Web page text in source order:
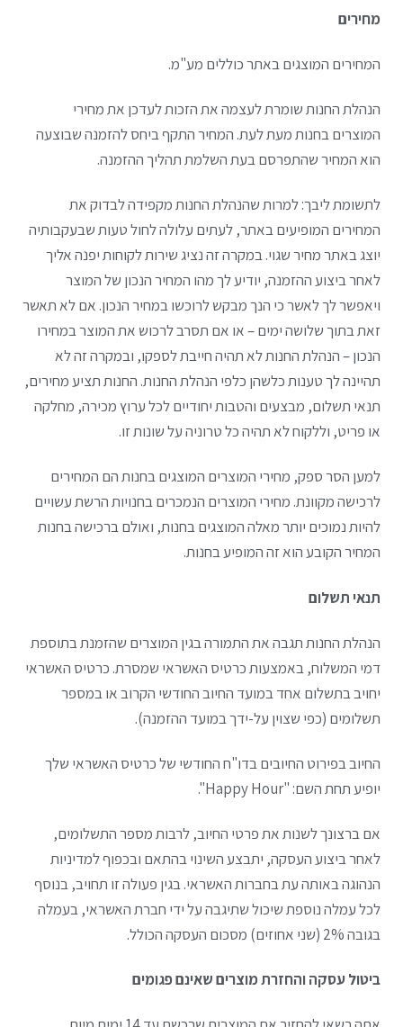
מחירים
המחירים המוצגים באתר כוללים מע"מ.
הנהלת החנות שומרת לעצמה את הזכות לעדכן את מחירי
המוצרים בחנות מעת לעת. המחיר התקף ביחס להזמנה שבוצעה
הוא המחיר שהתפרסם בעת השלמת תהליך ההזמנה.
לתשומת ליבך: למרות שהנהלת החנות מקפידה לבדוק את
המחירים המופיעים באתר, לעתים עלולה לחול טעות שבעקבותיה
יוצג באתר מחיר שגוי. במקרה זה נציג שירות לקוחות יפנה אליך
לאחר ביצוע ההזמנה, יודיע לך מהו המחיר הנכון של המוצר
ויאפשר לך לאשר כי הנך מבקש לרוכשו במחיר הנכון. אם לא תאשר
זאת בתוך שלושה ימים – או אם תסרב לרכוש את המוצר במחירו
הנכון – הנהלת החנות לא תהיה חייבת לספקו, ובמקרה זה לא
תהיינה לך טענות כלשהן כלפי הנהלת החנות. החנות תציע מחירים,
תנאי תשלום, מבצעים והטבות יחודיים לכל ערוץ מכירה, מחלקה
או פריט, וללקוח לא תהיה כל טרוניה על שונות זו.
למען הסר ספק, מחירי המוצרים המוצגים בחנות הם המחירים
לרכישה מקוונת. מחירי המוצרים הנמכרים בחנויות הרשת עשויים
להיות נמוכים יותר מאלה המוצגים בחנות, ואולם ברכישה בחנות
המחיר הקובע הוא זה המופיע בחנות.
תנאי תשלום
הנהלת החנות תגבה את התמורה בגין המוצרים שהזמנת בתוספת
דמי המשלוח, באמצעות כרטיס האשראי שמסרת. כרטיס האשראי
יחויב בתשלום אחד במועד החיוב החודשי הקרוב או במספר
תשלומים (כפי שצוין על-ידך במועד ההזמנה).
החיוב בפירוט החיובים בדו"ח החודשי של כרטיס האשראי שלך
יופיע תחת השם: "Happy Hour".
אם ברצונך לשנות את פרטי החיוב, לרבות מספר התשלומים,
לאחר ביצוע העסקה, יתבצע השינוי בהתאם ובכפוף למדיניות
הנהוגה באותה עת בחברות האשראי. בגין פעולה זו תחויב, בנוסף
לכל עמלה נוספת שיכול שתיגבה על ידי חברת האשראי, בעמלה
בגובה 2% (שני אחוזים) מסכום העסקה הכולל.
ביטול עסקה והחזרת מוצרים שאינם פגומים